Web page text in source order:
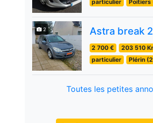
particulier
Poitiers
2 Astra break
2 700 € 203 510
particulier
Plérin
Toutes les petites